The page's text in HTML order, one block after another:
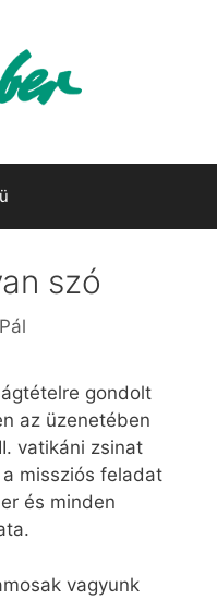
szó
gondolt
az üzenetében
vatikáni zsinat
missziós feladat
és minden
vagyunk